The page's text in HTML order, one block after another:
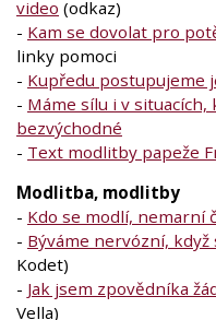
video (odkaz)
- Kam se dovolat pro
linky pomoci
- Kupředu postupujeme
- Máme sílu i v
bezvýchodné
- Text modlitby papeže
Modlitba, modlitby
- Kdo se modlí, nemarní
- Býváme nervózní,
Kodet)
- Jak jsem zpovědníka
Vella)